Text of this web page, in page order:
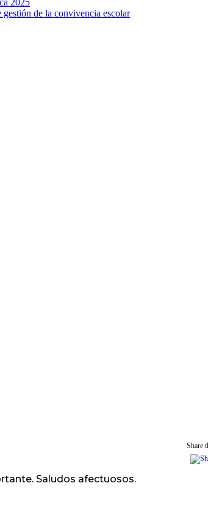
2025
gestión de la convivencia escolar
Share
Saludos afectuosos.